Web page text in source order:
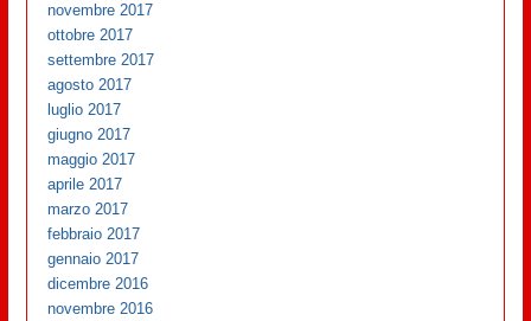
novembre 2017
ottobre 2017
settembre 2017
agosto 2017
luglio 2017
giugno 2017
maggio 2017
aprile 2017
marzo 2017
febbraio 2017
gennaio 2017
dicembre 2016
novembre 2016